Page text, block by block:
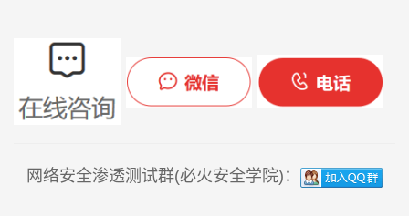
网络安全渗透测试群(必火安全学院)：